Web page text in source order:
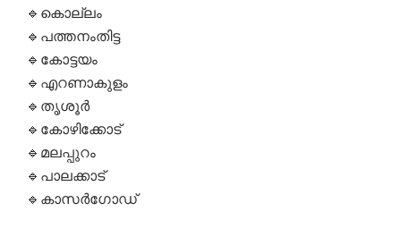
🔹കൊല്ലം
🔹പത്തനംതിട്ട
🔹കോട്ടയം
🔹എറണാകുളം
🔹തൃശൂർ
🔹കോഴിക്കോട്
🔹മലപ്പുറം
🔹പാലക്കാട്‌
🔹കാസർഗോഡ്